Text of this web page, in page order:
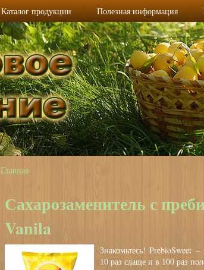
Каталог продукции Полезная информация
Вы здесь
Главная
Сахарозаменитель с
Vanila
Знакомьтесь! PrebioSweet
10 раз слаще и в 100 раз